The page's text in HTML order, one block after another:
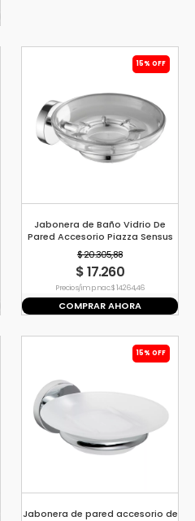
15% OFF
Jabonera de Baño Vidrio De
Pared Accesorio Piazza Sensus
73224
$ 20.305,88
$ 17.260
Precio s/imp. nac. $ 14.264,46
COMPRAR AHORA
15% OFF
Jabonera de pared accesorio de